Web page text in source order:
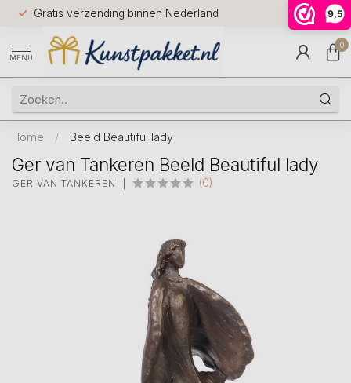
9,5
Gratis verzending binnen Nederland
Voor
huis
9.5
MENU
0
Home / Beeld Beautiful lady
Ger van Tankeren Beeld Beautiful lady
GER VAN TANKEREN (0)